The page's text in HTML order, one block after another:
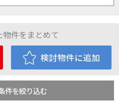
件をまとめて
検討物件に追加
件を絞り込む